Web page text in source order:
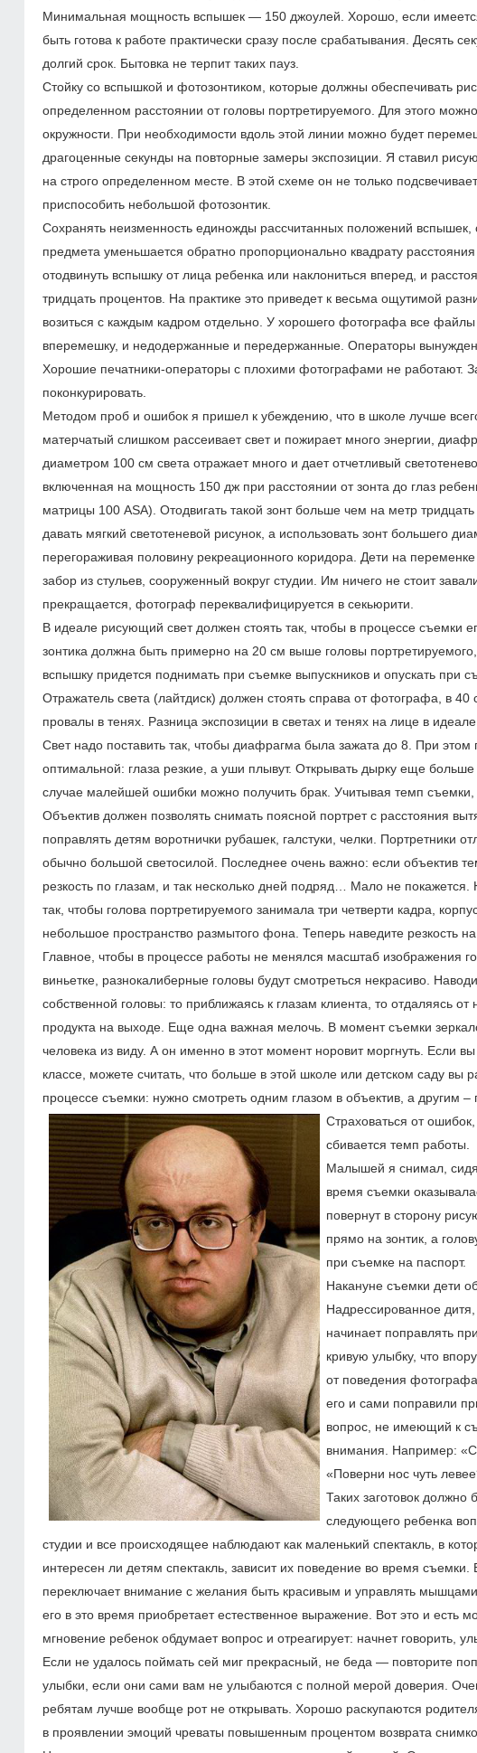
Минимальная мощность вспышек — 150 джоулей. Хорошо, если
быть готова к работе практически сразу после срабатывания. Десять
долгий срок. Бытовка не терпит таких пауз.
Стойку со вспышкой и фотозонтиком, которые должны обеспечивать
определенном расстоянии от головы портретируемого. Для этого
окружности. При необходимости вдоль этой линии можно будет
драгоценные секунды на повторные замеры экспозиции. Я ставил
на строго определенном месте. В этой схеме он не только
приспособить небольшой фотозонтик.
Сохранять неизменность единожды рассчитанных положений
предмета уменьшается обратно пропорционально квадрату
отодвинуть вспышку от лица ребенка или наклониться вперед, и
тридцать процентов. На практике это приведет к весьма ощутимой
возиться с каждым кадром отдельно. У хорошего фотографа все файлы
вперемешку, и недодержанные и передержанные. Операторы
Хорошие печатники-операторы с плохими фотографами не работают.
поконкурировать.
Методом проб и ошибок я пришел к убеждению, что в школе лучше
матерчатый слишком рассеивает свет и пожирает много энергии,
диаметром 100 см света отражает много и дает отчетливый
включенная на мощность 150 дж при расстоянии от зонта до глаз
матрицы 100 АSА). Отодвигать такой зонт больше чем на метр
давать мягкий светотеневой рисунок, а использовать зонт большего
перегораживая половину рекреационного коридора. Дети на
забор из стульев, сооруженный вокруг студии. Им ничего не стоит
прекращается, фотограф переквалифицируется в секьюрити.
В идеале рисующий свет должен стоять так, чтобы в процессе
зонтика должна быть примерно на 20 см выше головы
вспышку придется поднимать при съемке выпускников и опускать при
Отражатель света (лайтдиск) должен стоять справа от фотографа, в
провалы в тенях. Разница экспозиции в светах и тенях на лице в
Свет надо поставить так, чтобы диафрагма была зажата до 8. При этом
оптимальной: глаза резкие, а уши плывут. Открывать дырку еще
случае малейшей ошибки можно получить брак. Учитывая темп съемки,
Объектив должен позволять снимать поясной портрет с расстояния
поправлять детям воротнички рубашек, галстуки, челки. Портретники
обычно большой светосилой. Последнее очень важно: если объектив
резкость по глазам, и так несколько дней подряд… Мало не
так, чтобы голова портретируемого занимала три четверти кадра,
небольшое пространство размытого фона. Теперь наведите резкость
Главное, чтобы в процессе работы не менялся масштаб изображения
виньетке, разнокалиберные головы будут смотреться некрасиво.
собственной головы: то приближаясь к глазам клиента, то отдаляясь
продукта на выходе. Еще одна важная мелочь. В момент съемки
человека из виду. А он именно в этот момент норовит моргнуть. Если
классе, можете считать, что больше в этой школе или детском саду вы
процессе съемки: нужно смотреть одним глазом в объектив, а другим
Страховаться от
сбивается темп работы.
Малышей я снимал, сидя
время съемки
повернут в сторону
прямо на зонтик, а
при съемке на паспорт.
Накануне съемки дети
Надрессированное
начинает поправлять
кривую улыбку, что
от поведения
его и сами поправили
вопрос, не имеющий к
внимания. Например:
«Поверни нос чуть
Таких заготовок должно
следующего ребенка
студии и все происходящее наблюдают как маленький спектакль, в
интересен ли детям спектакль, зависит их поведение во время
переключает внимание с желания быть красивым и управлять
его в это время приобретает естественное выражение. Вот это и есть
мгновение ребенок обдумает вопрос и отреагирует: начнет говорить,
Если не удалось поймать сей миг прекрасный, не беда — повторите
улыбки, если они сами вам не улыбаются с полной мерой доверия.
ребятам лучше вообще рот не открывать. Хорошо раскупаются
в проявлении эмоций чреваты повышенным процентом возврата